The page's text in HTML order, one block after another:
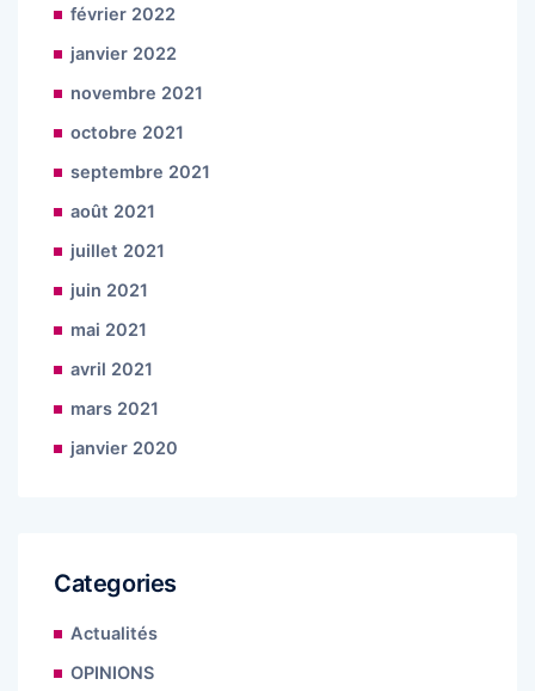
février 2022
janvier 2022
novembre 2021
octobre 2021
septembre 2021
août 2021
juillet 2021
juin 2021
mai 2021
avril 2021
mars 2021
janvier 2020
Categories
Actualités
OPINIONS